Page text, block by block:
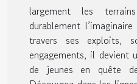
largement les
durablement
travers ses exploits,
engagements, il devient
de jeunes en quête